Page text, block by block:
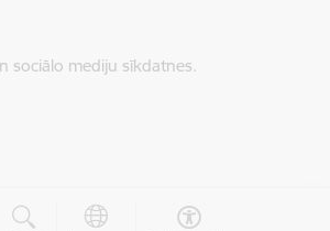
sociālo mediju sīkdatnes.